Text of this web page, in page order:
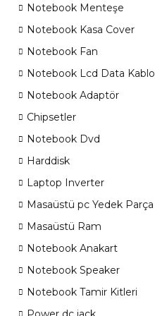
Notebook Menteşe
Notebook Kasa Cover
Notebook Fan
Notebook Lcd Data Kablo
Notebook Adaptör
Chipsetler
Notebook Dvd
Harddisk
Laptop Inverter
Masaüstü pc Yedek Parça
Masaüstü Ram
Notebook Anakart
Notebook Speaker
Notebook Tamir Kitleri